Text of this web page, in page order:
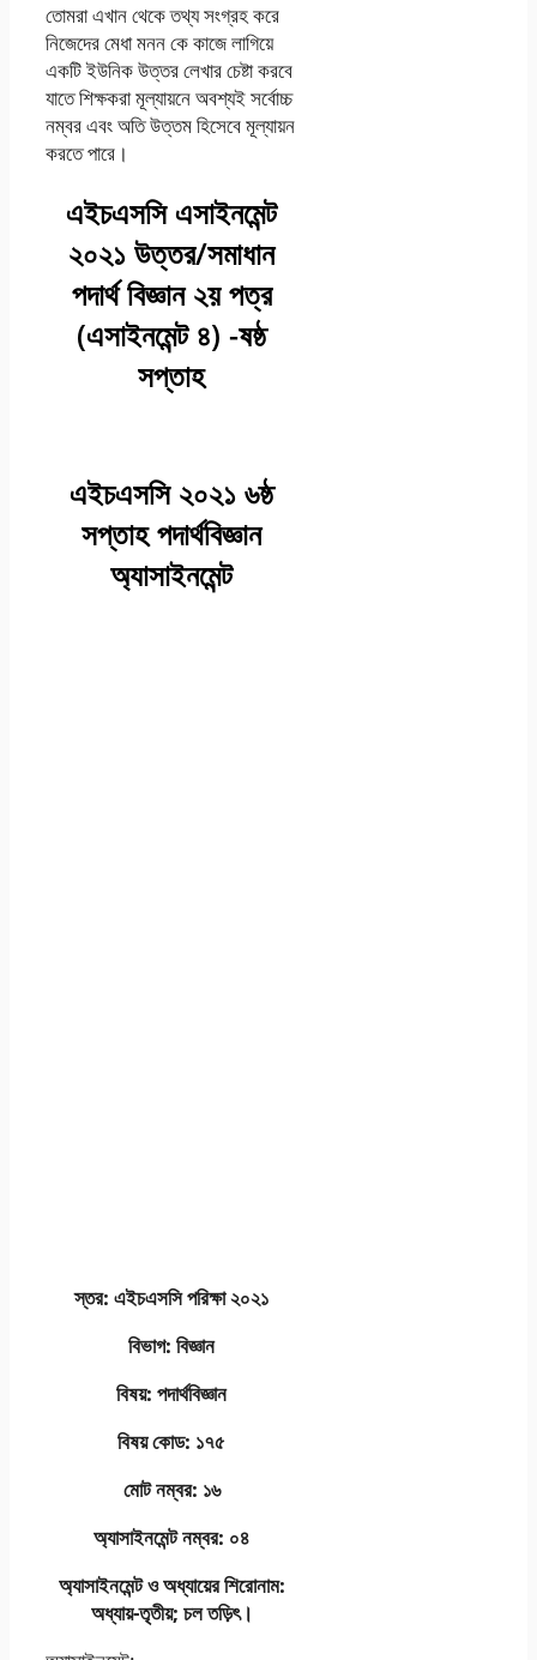
তোমরা এখান থেকে তথ্য সংগ্রহ করে
নিজেদের মেধা মনন কে কাজে লাগিয়ে
একটি ইউনিক উত্তর লেখার চেষ্টা করবে
যাতে শিক্ষকরা মূল্যায়নে অবশ্যই সর্বোচ্চ
নম্বর এবং অতি উত্তম হিসেবে মূল্যায়ন
করতে পারে।
এইচএসসি এসাইনমেন্ট
২০২১ উত্তর/সমাধান
পদার্থ বিজ্ঞান ২য় পত্র
(এসাইনমেন্ট ৪) -ষষ্ঠ
সপ্তাহ
এইচএসসি ২০২১ ৬ষ্ঠ
সপ্তাহ পদার্থবিজ্ঞান
অ্যাসাইনমেন্ট
স্তর: এইচএসসি পরিক্ষা ২০২১
বিভাগ: বিজ্ঞান
বিষয়: পদার্থবিজ্ঞান
বিষয় কোড: ১৭৫
মোট নম্বর: ১৬
অ্যাসাইনমেন্ট নম্বর: ০৪
অ্যাসাইনমেন্ট ও অধ্যায়ের শিরােনাম:
অধ্যায়-তৃতীয়; চল তড়িৎ।